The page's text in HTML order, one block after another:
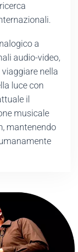
a
audio-video,
nella
luce con
il
musicale
mantenendo